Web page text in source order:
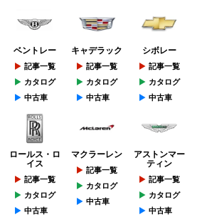
ベントレー
記事一覧
カタログ
中古車
キャデラック
記事一覧
カタログ
中古車
シボレー
記事一覧
カタログ
中古車
ロールス・ロ
イス
記事一覧
カタログ
中古車
マクラーレン
記事一覧
カタログ
中古車
アストンマー
ティン
記事一覧
カタログ
中古車